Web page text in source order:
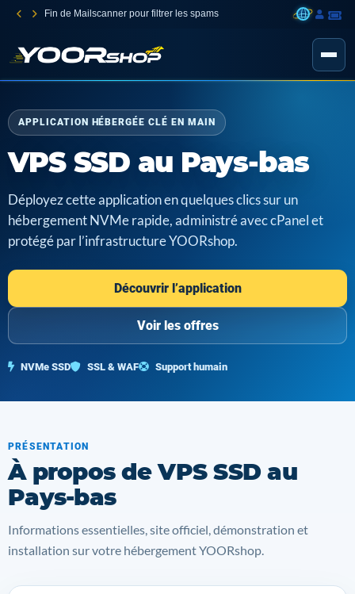
Fin de Mailscanner pour filtrer les spams
APPLICATION HÉBERGÉE CLÉ EN MAIN
VPS SSD au Pays-bas
Déployez cette application en quelques clics sur un
hébergement NVMe rapide, administré avec cPanel et
protégé par l’infrastructure YOORshop.
Découvrir l’application
Voir les offres
NVMe SSD SSL & WAF Support humain
PRÉSENTATION
À propos de VPS SSD au
Pays-bas
Informations essentielles, site officiel, démonstration et
installation sur votre hébergement YOORshop.